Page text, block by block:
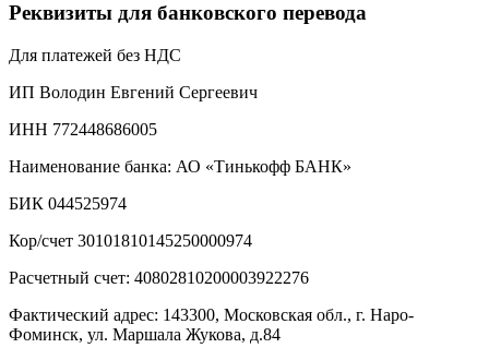
Реквизиты для банковского перевода
Для платежей без НДС
ИП Володин Евгений Сергеевич
ИНН 772448686005
Наименование банка: АО «Тинькофф БАНК»
БИК 044525974
Кор/счет 30101810145250000974
Расчетный счет: 40802810200003922276
Фактический адрес: 143300, Московская обл., г. Наро-
Фоминск, ул. Маршала Жукова, д.84